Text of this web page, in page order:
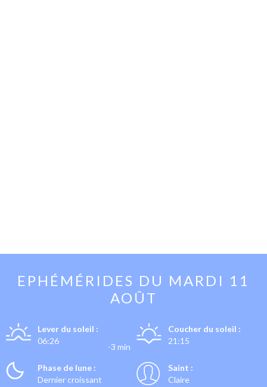
EPHÉMÉRIDES DU MARDI 11
AOÛT
Lever du soleil :
06:26
-3 min
Coucher du soleil :
21:15
Phase de lune :
Dernier croissant
Saint :
Claire